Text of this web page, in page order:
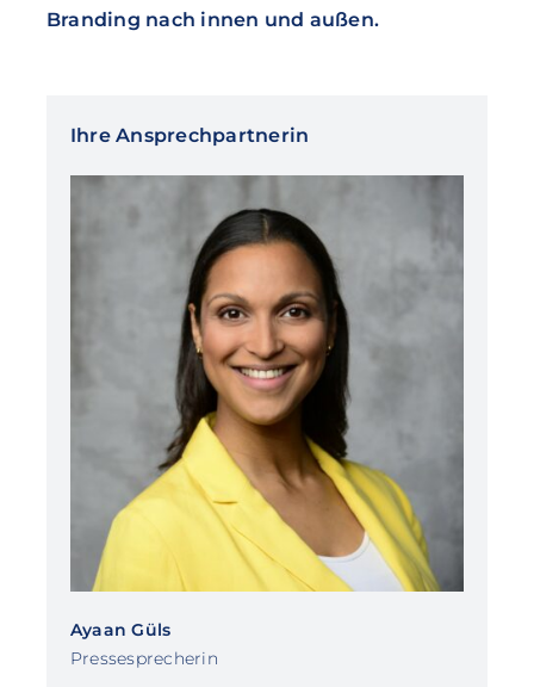
Branding nach innen und außen.
Ihre Ansprechpartnerin
Ayaan Güls
Pressesprecherin